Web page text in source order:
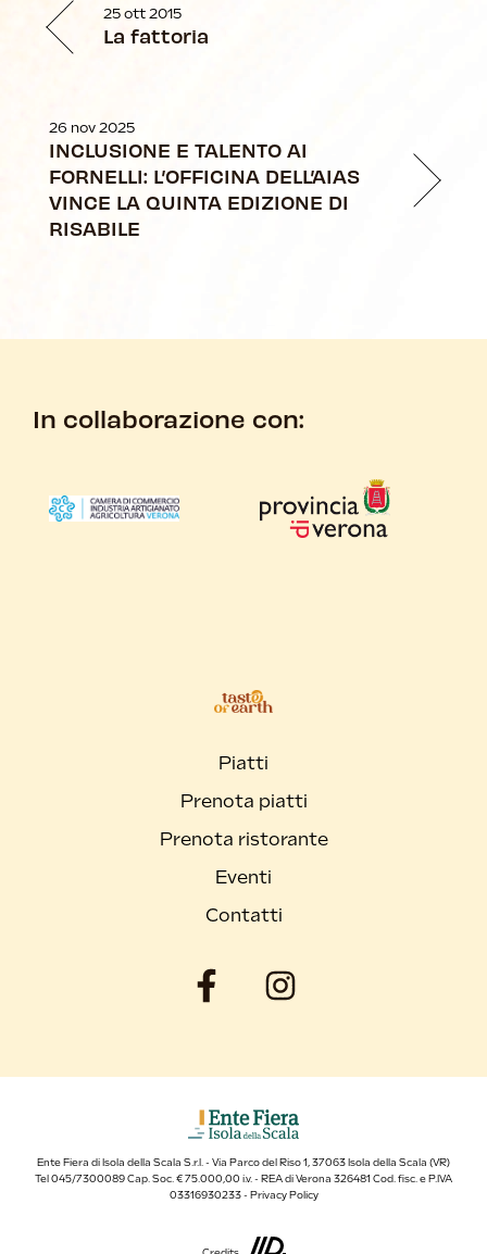
25 ott 2015
La fattoria
26 nov 2025
INCLUSIONE E TALENTO AI
FORNELLI: L’OFFICINA DELL’AIAS
VINCE LA QUINTA EDIZIONE DI
RISABILE
In collaborazione con:
Piatti
Prenota piatti
Prenota ristorante
Eventi
Contatti
Ente Fiera di Isola della Scala S.r.l. - Via Parco del Riso 1, 37063 Isola della Scala (VR)
Tel 045/7300089 Cap. Soc. € 75.000,00 i.v. - REA di Verona 326481 Cod. fisc. e P.IVA
03316930233 - Privacy Policy